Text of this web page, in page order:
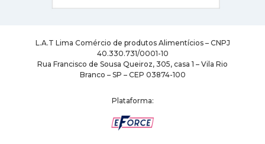
L.A.T Lima Comércio de produtos Alimentícios – CNPJ
40.330.731/0001-10
Rua Francisco de Sousa Queiroz, 305, casa 1 – Vila Rio
Branco – SP – CEP 03874-100
Plataforma: